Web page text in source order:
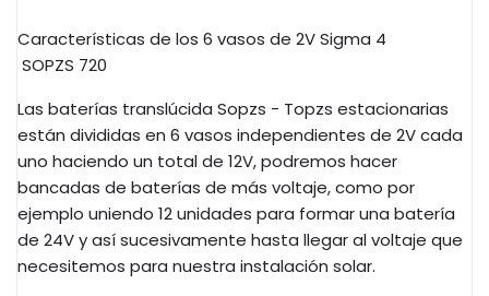
Características de los 6 vasos de 2VSigma 4
SOPZS 720
Las baterías translúcida Sopzs - Topzs estacionarias
están divididas en 6 vasos independientes de 2Vcada
uno haciendo un total de 12V, podremos hacer
bancadas de baterías de más voltaje, como por
ejemplo uniendo 12 unidades para formar una batería
de 24Vy así sucesivamente hasta llegar al voltaje que
necesitemos para nuestra instalación solar.